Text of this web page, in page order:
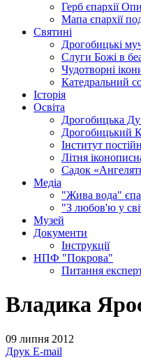
Герб єпархії
Мапа єпархії
Святині
Дрогобицькі
Слуги Божі в
Чудотворні
Катедральний
Історія
Освіта
Дрогобицька
Дрогобицький
Інститут
Літня
Садок
Медіа
"Жива вода"
"З любов'ю у
Музей
Документи
Інструкції
НПФ "Покрова"
Питання
Владика
09 липня 2012
Друк E-mail